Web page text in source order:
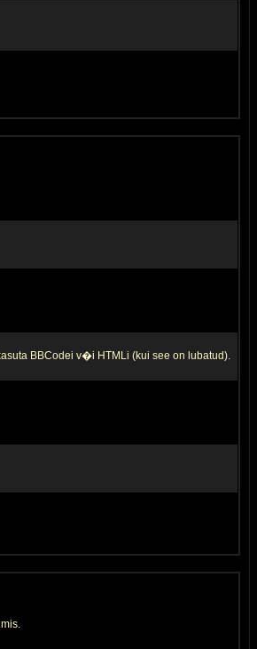
BBCodei v�i HTMLi (kui see on lubatud).